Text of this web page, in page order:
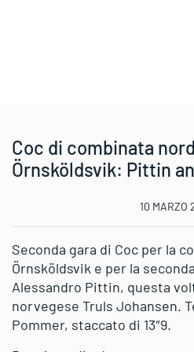
Coc di combinata
Örnsköldsvik: Pittin
10 MARZO
Seconda gara di Coc per la
Örnsköldsvik e per la
Alessandro Pittin, questa
norvegese Truls Johansen.
Pommer, staccato di 13″9.